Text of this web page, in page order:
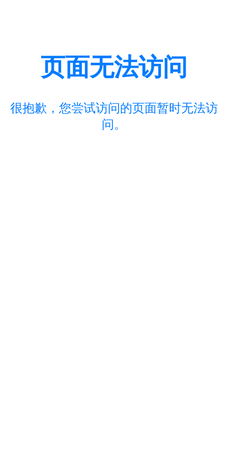
页面无法访问
很抱歉，您尝试访问的页面暂时无法访
问。